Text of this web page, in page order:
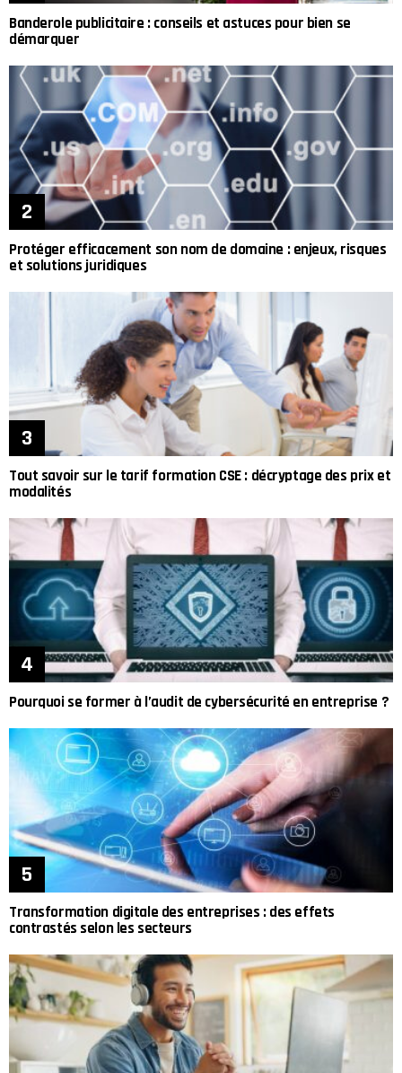
Banderole publicitaire : conseils et astuces pour bien se
démarquer
Protéger efficacement son nom de domaine : enjeux, risques
et solutions juridiques
Tout savoir sur le tarif formation CSE : décryptage des prix et
modalités
Pourquoi se former à l’audit de cybersécurité en entreprise ?
Transformation digitale des entreprises : des effets
contrastés selon les secteurs